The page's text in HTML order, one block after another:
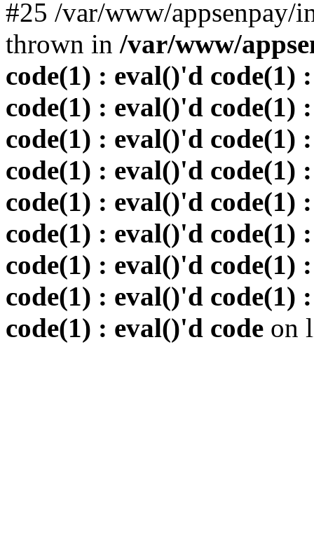
#25 /var/www/
thrown in /var/www/
code(1) : eval()'d code(1)
code(1) : eval()'d code(1)
code(1) : eval()'d code(1)
code(1) : eval()'d code(1)
code(1) : eval()'d code(1)
code(1) : eval()'d code(1)
code(1) : eval()'d code(1)
code(1) : eval()'d code(1)
code(1) : eval()'d code on